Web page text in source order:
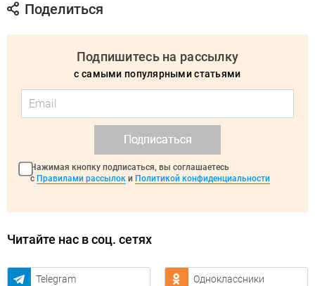
Поделиться
Подпишитесь на рассылку
с самыми популярными статьями
Подписаться
Нажимая кнопку подписаться, вы соглашаетесь
с Правилами рассылок и Политикой конфиденциальности
Читайте нас в соц. сетях
Telegram Одноклассники